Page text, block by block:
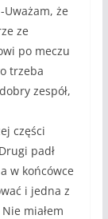
że
ze
po meczu
trzeba
zespół,
części
padł
w końcówce
i jedna z
miałem